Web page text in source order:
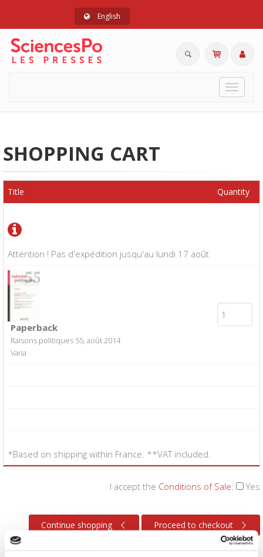
English
Toggle
SHOPPING CART
Attention ! Pas d'expédition jusqu'au lundi 17 août
Title Quantity
Paperback
Raisons politiques 55, août 2014
Varia
*Based on shipping within France. **VAT included.
I accept the Conditions of Sale: Yes
Continue shopping Proceed to checkout